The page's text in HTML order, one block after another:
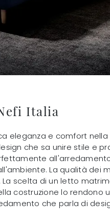
Italia
eleganza e comfort
che sa unire stile e
La qualità dei
scelta di un letto
costruzione lo
che parla di